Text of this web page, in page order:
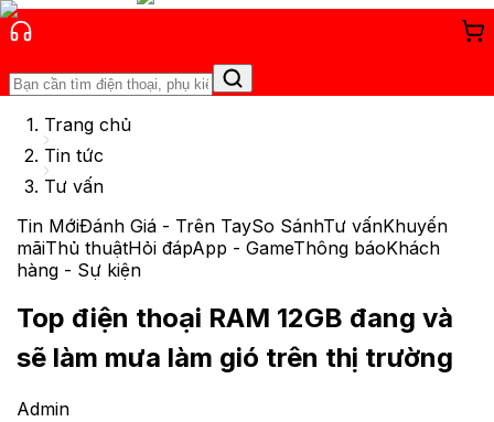
Trang chủ
Tin tức
Tư vấn
Tin MớiĐánh Giá - Trên TaySo SánhTư vấnKhuyến
mãiThủ thuậtHỏi đápApp - GameThông báoKhách
hàng - Sự kiện
Top điện thoại RAM 12GB đang và
sẽ làm mưa làm gió trên thị trường
Admin